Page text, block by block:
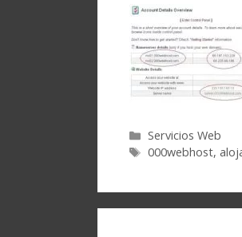
Categorías
Servicios Web
Etiquetas
000webhost,